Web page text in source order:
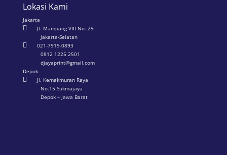
Lokasi Kami
Jakarta

Jl. Mampang VIII No. 29
Jakarta-Selatan

021-7919-0893
0812 1225 2501
djayaprint@gmail.com
Depok

Jl. Kemakmuran Raya
No.15 Sukmajaya
Depok – Jawa Barat